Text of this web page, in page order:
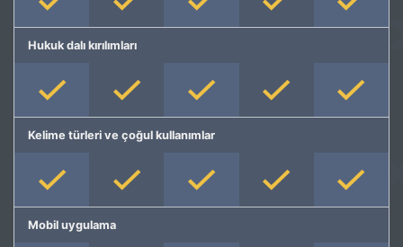
Hukuk dalı kırılımları
Kelime türleri ve çoğul kullanımlar
Mobil uygulama